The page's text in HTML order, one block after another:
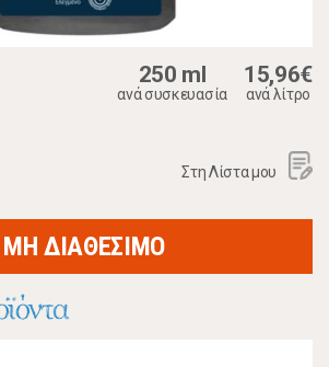
250 ml
ανά συσκευασία
15,96€
ανά λίτρο
Στη Λίστα μου
ΜΗ ΔΙΑΘΕΣΙΜΟ